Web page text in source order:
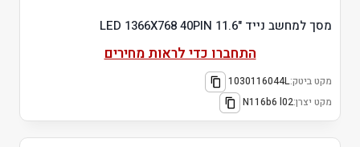
מסך למחשב נייד "11.6 LED 1366X768 40PIN
התחברו כדי לראות מחירים
מקט ביטק:1030116044L
מקט יצרן:N116b6 l02